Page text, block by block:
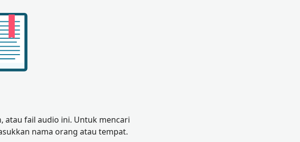
atau fail audio ini. Untuk mencari
nama orang atau tempat.